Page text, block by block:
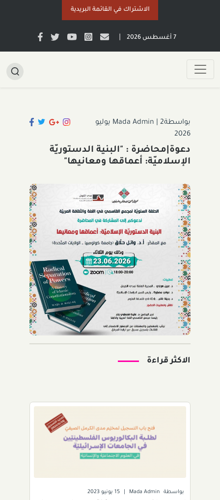
الاشتراك في القائمة البريدية
7 أغسطس 2026
بواسطةMada Admin
2 يوليو
2026
دعوة|محاضرة : "البنية الدستوريّة
الإسلاميّة: أعماقها ومعانيها"
الاكثر قراءة
بواسطة Mada Admin 15 يونيو 2023